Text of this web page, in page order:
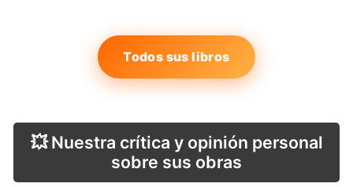
Todos sus libros
💥 Nuestra crítica y opinión personal
sobre sus obras